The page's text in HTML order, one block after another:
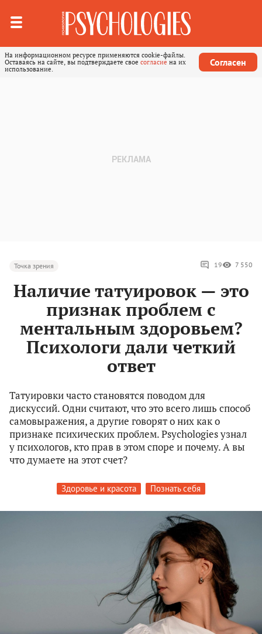
На информационном ресурсе применяются cookie-файлы.
Оставаясь на сайте, вы подтверждаете свое согласие на их
использование.
Согласен
Точка зрения 19 7 550
Наличие татуировок — это
признак проблем с
ментальным здоровьем?
Психологи дали четкий
ответ
Татуировки часто становятся поводом для
дискуссий. Одни считают, что это всего лишь способ
самовыражения, а другие говорят о них как о
признаке психических проблем. Psychologies узнал
у психологов, кто прав в этом споре и почему. А вы
что думаете на этот счет?
Здоровье и красота Познать себя